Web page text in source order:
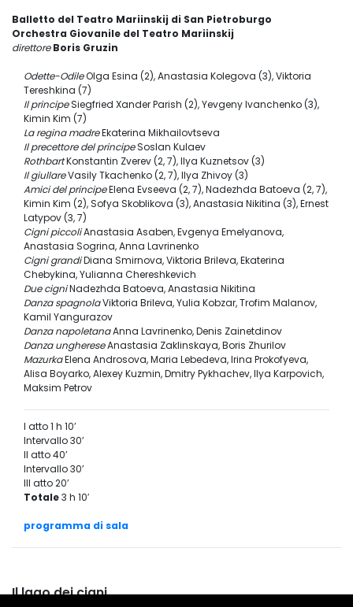
Balletto del Teatro Mariinskij di San Pietroburgo
Orchestra Giovanile del Teatro Mariinskij
direttoreBoris Gruzin
Odette-OdileOlga Esina (2), Anastasia Kolegova (3), Viktoria
Tereshkina (7)
Il principeSiegfried Xander Parish (2), Yevgeny Ivanchenko (3),
Kimin Kim (7)
La regina madreEkaterina Mikhailovtseva
Il precettore del principeSoslan Kulaev
RothbartKonstantin Zverev (2, 7), Ilya Kuznetsov (3)
Il giullareVasily Tkachenko (2, 7), Ilya Zhivoy (3)
Amici del principeElena Evseeva (2, 7), Nadezhda Batoeva (2, 7),
Kimin Kim (2), Sofya Skoblikova (3), Anastasia Nikitina (3), Ernest
Latypov (3, 7)
Cigni piccoliAnastasia Asaben, Evgenya Emelyanova,
Anastasia Sogrina, Anna Lavrinenko
Cigni grandiDiana Smirnova, Viktoria Brileva, Ekaterina
Chebykina, Yulianna Chereshkevich
Due cigniNadezhda Batoeva, Anastasia Nikitina
Danza spagnolaViktoria Brileva, Yulia Kobzar, Trofim Malanov,
Kamil Yangurazov
Danza napoletanaAnna Lavrinenko, Denis Zainetdinov
Danza unghereseAnastasia Zaklinskaya, Boris Zhurilov
MazurkaElena Androsova, Maria Lebedeva, Irina Prokofyeva,
Alisa Boyarko, Alexey Kuzmin, Dmitry Pykhachev, Ilya Karpovich,
Maksim Petrov
I atto 1 h 10’
Intervallo 30’
II atto 40’
Intervallo 30’
III atto 20’
Totale3 h 10′
programma di sala
Il lago dei cigni